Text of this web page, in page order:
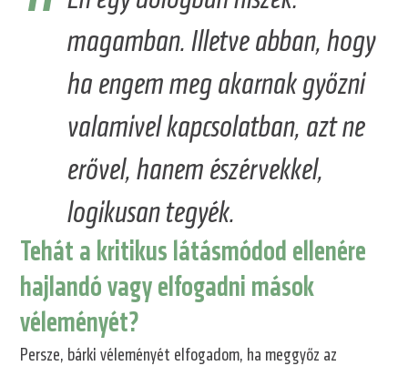
magamban. Illetve abban, hogy
ha engem meg akarnak győzni
valamivel kapcsolatban, azt ne
erővel, hanem észérvekkel,
logikusan tegyék.
Tehát a kritikus látásmódod ellenére
hajlandó vagy elfogadni mások
véleményét?
Persze, bárki véleményét elfogadom, ha meggyőz az